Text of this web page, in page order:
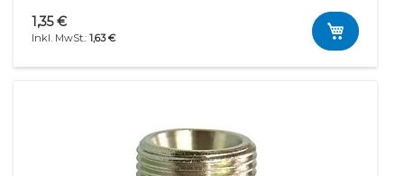
1,63 €
1,35 €